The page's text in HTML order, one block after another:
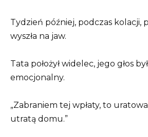
Tydzień później, podczas kolacji,
wyszła na jaw.
Tata położył widelec, jego głos
emocjonalny.
„Zabraniem tej wpłaty, to
utratą domu.”